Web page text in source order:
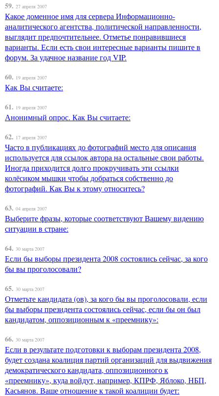
59. 27 апреля 2007
Какое доменное имя для сервера Информационно-
аналитического агентства, политической направленности,
выглядит предпочтительнее. Отметье понравившиеся
варианты. Если есть свои интересные варианты пишите в
форум. За удачное название год VIP.
60. 19 апреля 2007
Как Вы считаете:
61. 19 апреля 2007
Анонимный опрос. Как Вы считаете:
62. 17 апреля 2007
Часто в публикациях до фотографий место для описания
используется для ссылок автора на остальные свои работы.
Иногда приходится долго прокручивать эти ссылки
колёсиком мышки чтобы добраться собственно до
фотографий. Как Вы к этому относитесь?
63. 04 апреля 2007
Выберите фразы, которые соответствуют Вашему видению
ситуации в стране:
64. 30 марта 2007
Если бы выборы президента 2008 состоялись сейчас, за кого
бы вы проголосовали?
65. 30 марта 2007
Отметьте кандидата (ов), за кого бы вы проголосовали, если
бы выборы президента состоялись сейчас, если бы он был
кандидатом, оппозиционным к «преемнику»:
66. 30 марта 2007
Если в результате подготовки к выборам президента 2008,
будет создана коалиция партий организаций для выдвижения
демократического кандидата, оппозиционного к
«преемнику», куда войдут, например, КПРФ, Яблоко, НБП,
Касьянов. Ваше отношение к такой коалиции будет: